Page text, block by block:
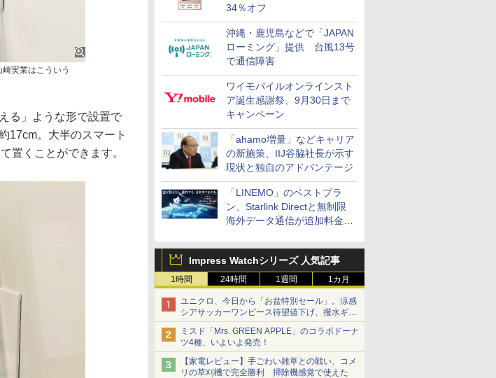
34％オフ
沖縄・鹿児島などで「JAPAN
ローミング」提供 台風13号
で通信障害
ワイモバイルオンラインスト
ア誕生感謝祭、9月30日まで
キャンペーン
「ahamo増量」などキャリア
の新施策、IIJ谷脇社長が示す
現状と独自のアドバンテージ
「LINEMO」のベストプラ
ン、Starlink Directと無制限
海外データ通信が追加料金な
Impress Watchシリーズ 人気記事
1時間 24時間 1週間 1カ月
ユニクロ、今日から「お盆特別セール」。涼感
シアサッカーワンピース待望値下げ、撥水ギア
ショーツは1990円に
ミスド「Mrs. GREEN APPLE」のコラボドーナ
ツ4種、いよいよ発売！
【家電レビュー】手ごわい雑草との戦い、コメ
リの草刈機で完全勝利 掃除機感覚で使えた
実業はこういう
る」ような形で設置で
17cm。大半のスマート
置くことができます。